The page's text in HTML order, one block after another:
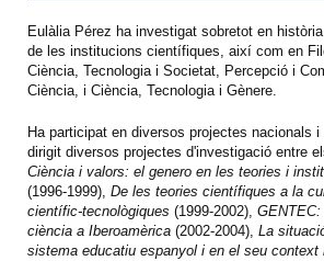
Eulàlia Pérez ha investigat sobretot en
de les institucions científiques, així com en
Ciència, Tecnologia i Societat, Percepció i
Ciència, i Ciència, Tecnologia i Gènere.
Ha participat en diversos projectes nacionals
dirigit diversos projectes d'investigació entre
Ciència i valors: el genero en les teories i
(1996-1999), De les teories científiques a la
científic-tecnològiques (1999-2002),
ciència a Iberoamèrica (2002-2004), La
sistema educatiu espanyol i en el seu context